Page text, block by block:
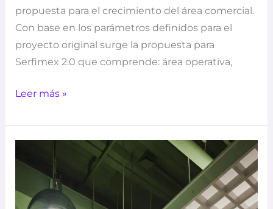
propuesta para el crecimiento del área comercial.
Con base en los parámetros definidos para el
proyecto original surge la propuesta para
Serfimex 2.0 que comprende: área operativa,
Leer más »
IS